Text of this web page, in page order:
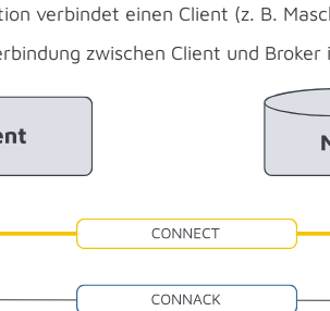
verbindet einen Client (z. B.
zwischen Client und Broker